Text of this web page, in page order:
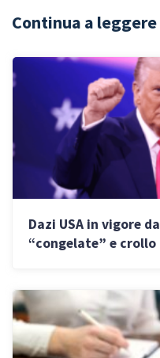
Continua a leggere
Dazi USA in vigore
“congelate” e